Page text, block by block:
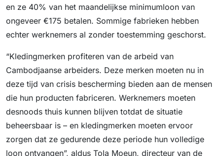
en ze 40% van het maandelijkse minimumloon van
ongeveer €175 betalen. Sommige fabrieken hebben
echter werknemers al zonder toestemming geschorst.
“Kledingmerken profiteren van de arbeid van
Cambodjaanse arbeiders. Deze merken moeten nu in
deze tijd van crisis bescherming bieden aan de mensen
die hun producten fabriceren. Werknemers moeten
desnoods thuis kunnen blijven totdat de situatie
beheersbaar is – en kledingmerken moeten ervoor
zorgen dat ze gedurende deze periode hun volledige
loon ontvangen”, aldus Tola Moeun, directeur van de